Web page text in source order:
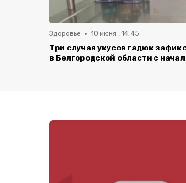
Здоровье 10 июня , 14:45
Три случая укусов гадюк
в Белгородской области с